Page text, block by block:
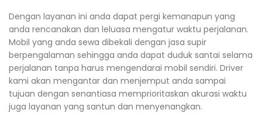
Dengan layanan ini anda dapat pergi kemanapun yang
anda rencanakan dan leluasa mengatur waktu perjalanan.
Mobil yang anda sewa dibekali dengan jasa supir
berpengalaman sehingga anda dapat duduk santai selama
perjalanan tanpa harus mengendarai mobil sendiri. Driver
kami akan mengantar dan menjemput anda sampai
tujuan dengan senantiasa memprioritaskan akurasi waktu
juga layanan yang santun dan menyenangkan.